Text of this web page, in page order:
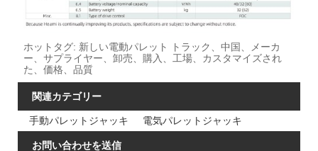
ホットタグ: 新しい電動パレット トラック、中国、メーカ
ー、サプライヤー、卸売、購入、工場、カスタマイズされ
た、価格、品質
関連カテゴリー
手動パレットジャッキ 電気パレットジャッキ
お問い合わせを送信